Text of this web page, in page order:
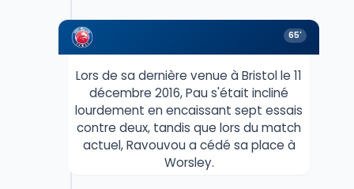
65'
Lors de sa dernière venue à Bristol le 11
décembre 2016, Pau s'était incliné
lourdement en encaissant sept essais
contre deux, tandis que lors du match
actuel, Ravouvou a cédé sa place à
Worsley.